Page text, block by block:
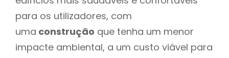
para os utilizadores, com
uma construção que tenha um menor
impacte ambiental, a um custo viável para